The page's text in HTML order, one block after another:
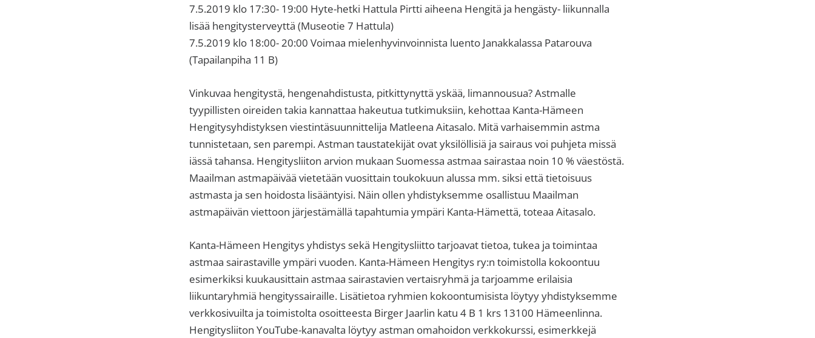
7.5.2019 klo 17:30- 19:00 Hyte-hetki Hattula Pirtti aiheena Hengitä ja hengästy- liikunnalla
lisää hengitysterveyttä (Museotie 7 Hattula)
7.5.2019 klo 18:00- 20:00 Voimaa mielenhyvinvoinnista luento Janakkalassa Patarouva
(Tapailanpiha 11 B)
Vinkuvaa hengitystä, hengenahdistusta, pitkittynyttä yskää, limannousua? Astmalle
tyypillisten oireiden takia kannattaa hakeutua tutkimuksiin, kehottaa Kanta-Hämeen
Hengitysyhdistyksen viestintäsuunnittelija Matleena Aitasalo. Mitä varhaisemmin astma
tunnistetaan, sen parempi. Astman taustatekijät ovat yksilöllisiä ja sairaus voi puhjeta missä
iässä tahansa. Hengitysliiton arvion mukaan Suomessa astmaa sairastaa noin 10 % väestöstä.
Maailman astmapäivää vietetään vuosittain toukokuun alussa mm. siksi että tietoisuus
astmasta ja sen hoidosta lisääntyisi. Näin ollen yhdistyksemme osallistuu Maailman
astmapäivän viettoon järjestämällä tapahtumia ympäri Kanta-Hämettä, toteaa Aitasalo.
Kanta-Hämeen Hengitys yhdistys sekä Hengitysliitto tarjoavat tietoa, tukea ja toimintaa
astmaa sairastaville ympäri vuoden. Kanta-Hämeen Hengitys ry:n toimistolla kokoontuu
esimerkiksi kuukausittain astmaa sairastavien vertaisryhmä ja tarjoamme erilaisia
liikuntaryhmiä hengityssairaille. Lisätietoa ryhmien kokoontumisista löytyy yhdistyksemme
verkkosivuilta ja toimistolta osoitteesta Birger Jaarlin katu 4 B 1 krs 13100 Hämeenlinna.
Hengitysliiton YouTube-kanavalta löytyy astman omahoidon verkkokurssi, esimerkkejä